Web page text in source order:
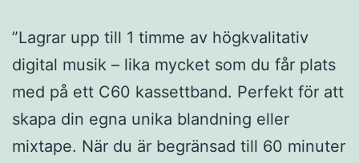
”Lagrar upp till 1 timme av högkvalitativ
digital musik – lika mycket som du får plats
med på ett C60 kassettband. Perfekt för att
skapa din egna unika blandning eller
mixtape. När du är begränsad till 60 minuter